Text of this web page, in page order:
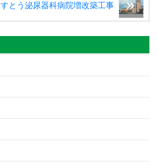
すとう泌尿器科病院増改築工事